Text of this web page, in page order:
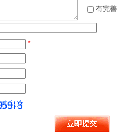
有完
*